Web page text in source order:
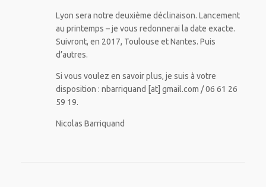
Lyon sera notre deuxième déclinaison. Lancement
au printemps – je vous redonnerai la date exacte.
Suivront, en 2017, Toulouse et Nantes. Puis
d’autres.
Si vous voulez en savoir plus, je suis à votre
disposition : nbarriquand [at] gmail.com / 06 61 26
59 19.
Nicolas Barriquand